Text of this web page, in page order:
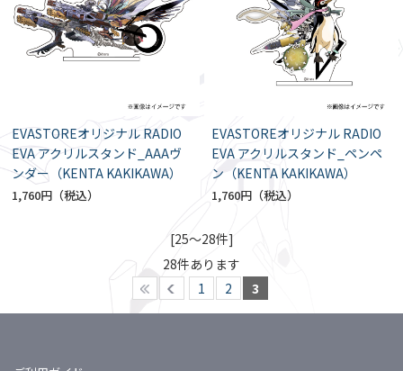
EVASTOREオリジナル RADIO
EVA アクリルスタンド_AAAヴ
ンダー（KENTA KAKIKAWA）
1,760円
EVASTOREオリジナル RADIO
EVA アクリルスタンド_ペンペ
ン（KENTA KAKIKAWA）
1,760円
[25～28件]
28件あります
1
2 3